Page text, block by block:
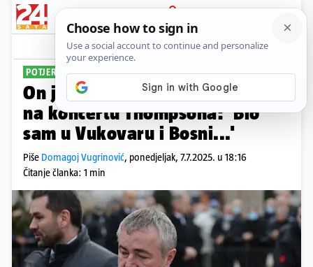
PRIJAVA
Sport Komentari
POTJERAO HRVATA
On je dao otkaz Iviću jer je bio
na koncertu Thompsona: 'Bio
sam u Vukovaru i Bosni...'
Piše Domagoj Vugrinović, ponedjeljak, 7.7.2025. u 18:16
Čitanje članka: 1 min